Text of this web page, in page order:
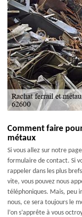
Comment faire
métaux
Si vous allez sur notre
formulaire de contact. Si
rappeler dans les plus
vite, vous pouvez nous
téléphoniques. Mais, peu
nous, ce sera toujours le
l’on s’apprête à vous